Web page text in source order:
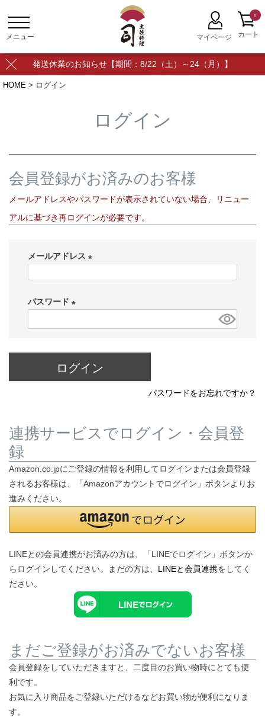
発送休業のお知らせ【期間：8/22（土）～24（月）】
0
HOME ログイン
ログイン
会員登録がお済みのお客様
メールアドレスやパスワードが表示されていない場合、リニュー
アルに基づき再ログインが必要です。
メールアドレス
パスワード
須
)
ログイン
パスワードをお忘れですか？
連携サービスでログイン・会員登
録
Amazon.co.jpにご登録の情報を利用してログインまたは会員登録
されるお客様は、「Amazonアカウントでログイン」ボタンよりお
進みください。
LINEとの会員連携がお済みの方は、「LINEでログイン」ボタンか
らログインしてください。まだの方は、 LINEと会員連携をしてく
ださい。
まだご登録がお済みでないお客様
会員登録をしていただきますと、二度目のお買い物時にとても便
利です。
お気に入り商品をご登録いただけるなどお買い物が便利になりま
す。